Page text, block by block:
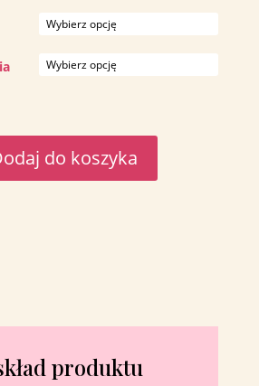
do koszyka
produktu